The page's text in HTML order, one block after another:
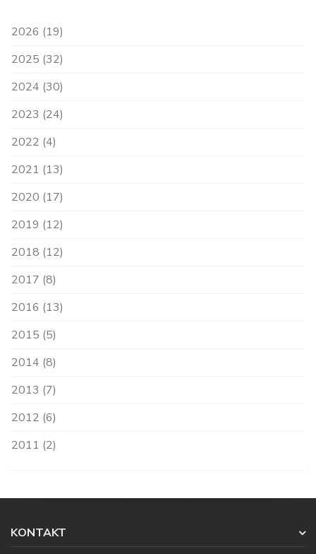
2026 (19)
2025 (32)
2024 (30)
2023 (24)
2022 (4)
2021 (13)
2020 (17)
2019 (12)
2018 (12)
2017 (8)
2016 (13)
2015 (5)
2014 (8)
2013 (7)
2012 (6)
2011 (2)
KONTAKT